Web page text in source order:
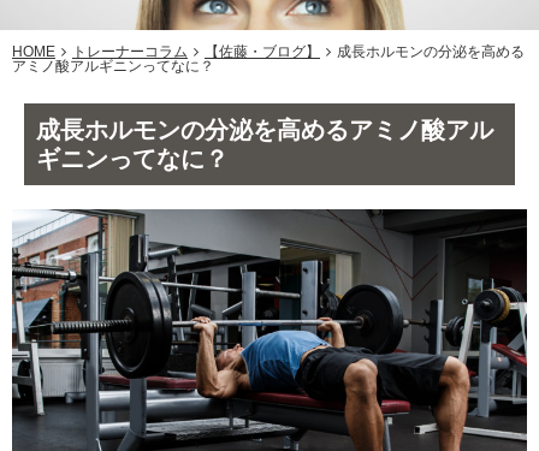
HOME トレーナーコラム 【佐藤・ブログ】
成長ホルモンの分泌を高める
アミノ酸アルギニンってなに？
成長ホルモンの分泌を高めるアミノ酸アル
ギニンってなに？